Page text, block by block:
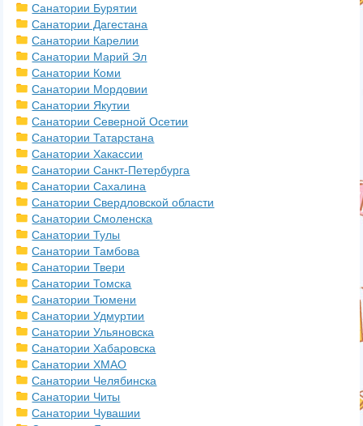
Санатории Бурятии
Санатории Дагестана
Санатории Карелии
Санатории Марий Эл
Санатории Коми
Санатории Мордовии
Санатории Якутии
Санатории Северной Осетии
Санатории Татарстана
Санатории Хакассии
Санатории Санкт-Петербурга
Санатории Сахалина
Санатории Свердловской области
Санатории Смоленска
Санатории Тулы
Санатории Тамбова
Санатории Твери
Санатории Томска
Санатории Тюмени
Санатории Удмуртии
Санатории Ульяновска
Санатории Хабаровска
Санатории ХМАО
Санатории Челябинска
Санатории Читы
Санатории Чувашии